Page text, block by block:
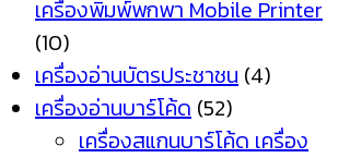
เครื่องพิมพ์พกพา Mobile Printer
(10)
เครื่องอ่านบัตรประชาชน (4)
เครื่องอ่านบาร์โค้ด (52)
เครื่องสแกนบาร์โค้ด เครื่อง